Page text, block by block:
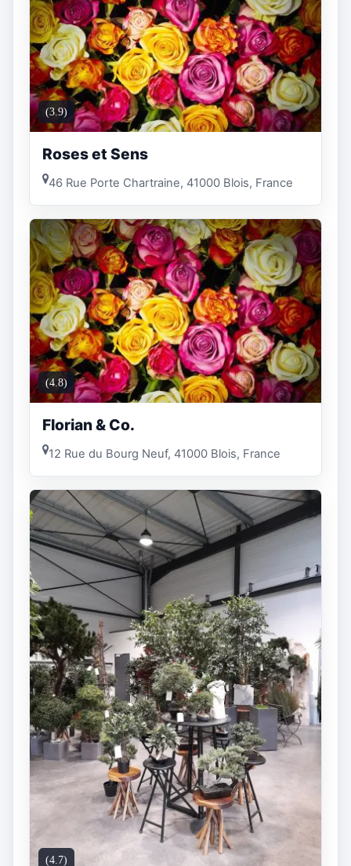
(3.9)
Roses et Sens
46 Rue Porte Chartraine, 41000 Blois, France
(4.8)
Florian & Co.
12 Rue du Bourg Neuf, 41000 Blois, France
(4.7)